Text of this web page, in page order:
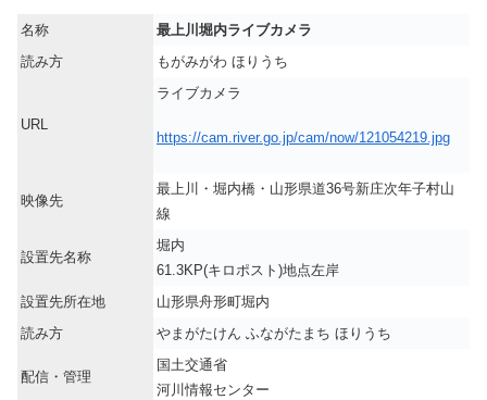
名称
最上川堀内ライブカメラ
読み方
もがみがわ ほりうち
URL
ライブカメラ
https://cam.river.go.jp/cam/now/121054219.jpg
映像先
最上川・堀内橋・山形県道36号新庄次年子村山
線
設置先名称
堀内
61.3KP(キロポスト)地点左岸
設置先所在地
山形県舟形町堀内
読み方
やまがたけん ふながたまち ほりうち
配信・管理
国土交通省
河川情報センター